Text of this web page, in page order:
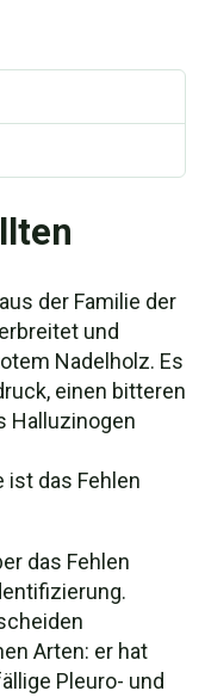
der Familie der
und
Nadelholz. Es
einen bitteren
Halluzinogen
das Fehlen
das Fehlen
Arten: er hat
Pleuro- und